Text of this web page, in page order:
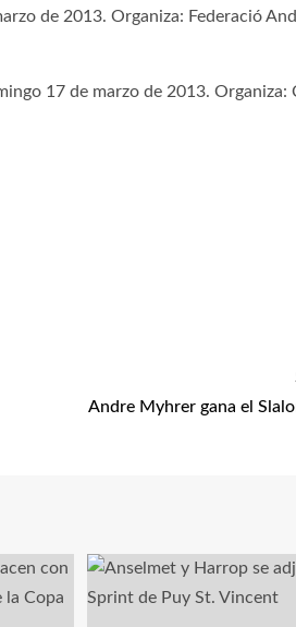
de 2013. Organiza: Federació
17 de marzo de 2013. Organiza:
Andre Myhrer gana el